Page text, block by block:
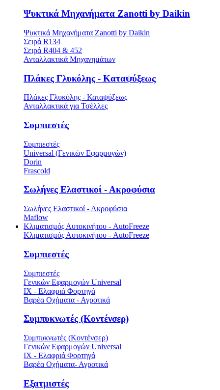
Ψυκτικά Μηχανήματα Zanotti by Daikin
Ψυκτικά Μηχανήματα Zanotti by Daikin
Σειρά R134
Σειρά R404 & 452
Ανταλλακτικά Μηχανημάτων
Πλάκες Γλυκόλης - Καταψύξεως
Πλάκες Γλυκόλης - Καταψύξεως
Ανταλλακτικά για Τσέλλες
Συμπιεστές
Συμπιεστές
Universal (Γενικών Εφαρμογών)
Dorin
Frascold
Σωλήνες Ελαστικοί - Ακροφύσια
Σωλήνες Ελαστικοί - Ακροφύσια
Maflow
Κλιματισμός Αυτοκινήτου - AutoFreeze
Κλιματισμός Αυτοκινήτου - AutoFreeze
Συμπιεστές
Συμπιεστές
Γενικών Εφαρμογών Universal
ΙΧ - Ελαφριά Φορτηγά
Βαρέα Οχήματα - Αγροτικά
Συμπυκνωτές (Κοντένσερ)
Συμπυκνωτές (Κοντένσερ)
Γενικών Εφαρμογών Universal
ΙΧ - Ελαφριά Φορτηγά
Βαρέα Οχήματα- Αγροτικά
Εξατμιστές